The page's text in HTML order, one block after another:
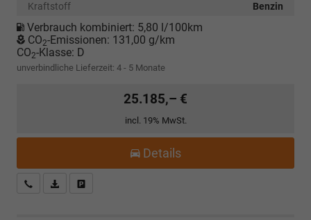
Kraftstoff
Benzin
Verbrauch kombiniert: 5,80 l/100km
CO2-Emissionen: 131,00 g/km
CO2-Klasse: D
unverbindliche Lieferzeit: 4 - 5 Monate
25.185,– €
incl. 19% MwSt.
Details
Kostenloser Rückruf-Service
PDF-Datei, Fahrzeugexposé drucken